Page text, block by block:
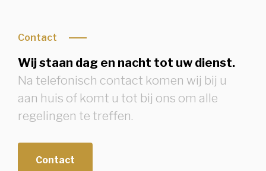
Contact
Wij staan dag en nacht tot uw dienst.
Na telefonisch contact komen wij bij u
aan huis of komt u tot bij ons om alle
regelingen te treffen.
Contact